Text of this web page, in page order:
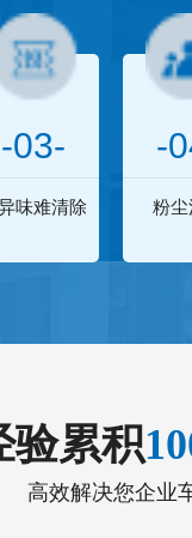
-03-
味难清除
-
粉尘
验累积
高效解决您企业